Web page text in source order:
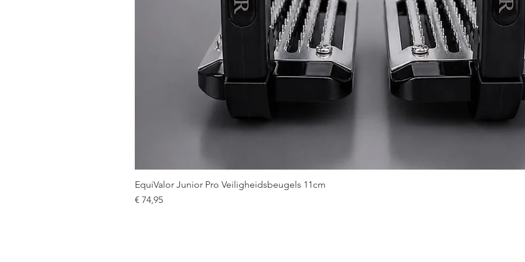
EquiValor Junior Pro Veiligheidsbeugels 11cm
Prijs
€ 74,95